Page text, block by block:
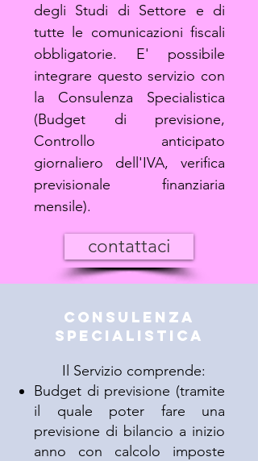
degli Studi di Settore e di
tutte le comunicazioni fiscali
obbligatorie. E' possibile
integrare questo servizio con
la Consulenza Specialistica
(Budget di previsione,
Controllo anticipato
giornaliero dell'IVA, verifica
previsionale finanziaria
mensile).
contattaci
consulenza
specialistica
Il Servizio comprende:
Budget di previsione (tramite
il quale poter fare una
previsione di bilancio a inizio
anno con calcolo imposte